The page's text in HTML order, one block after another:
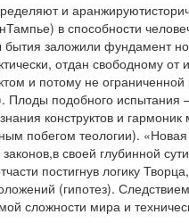
и
в способности
бытия заложили фундамент
отдан свободному от
и потому не
Плоды подобного испытания
конструктов и
побегом теологии).
своей глубинной
постигнув логику
(гипотез).
сложности мира и